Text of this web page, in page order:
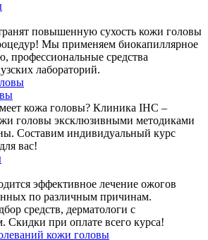
повышенную сухость кожи головы
Мы применяем биокапиллярное
профессиональные средства
лабораторий.
кожа головы? Клиника IHC –
головы эксклюзивными методиками
Составим индивидуальный курс
вас!
эффективное лечение ожогов
по различным причинам.
средств, дерматологи с
Скидки при оплате всего курса!